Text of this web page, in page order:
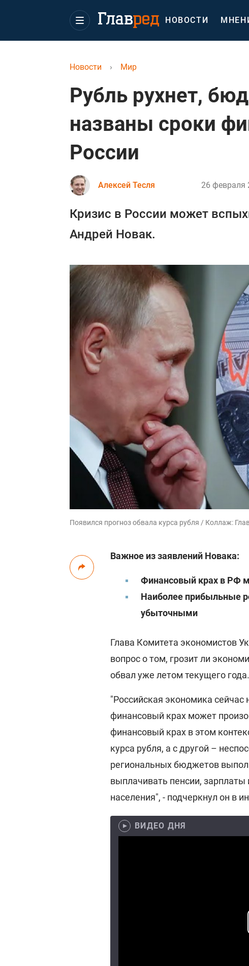
НОВОСТИ
Новости › Мир
Рубль рухнет,
названы сроки
России
Алексей Тесля 26 февраля
Кризис в России может
Андрей Новак.
Появился прогноз обвала курса рубля / Коллаж:
Важное из заявлений Новака:
Финансовый крах в РФ
Наиболее прибыльные
убыточными
Глава Комитета экономистов
вопрос о том, грозит ли
обвал уже летом текущего года.
"Российская экономика сейчас
финансовый крах может
финансовый крах в этом
курса рубля, а с другой –
региональных бюджетов
выплачивать пенсии,
населения", - подчеркнул он в
ВИДЕО ДНЯ